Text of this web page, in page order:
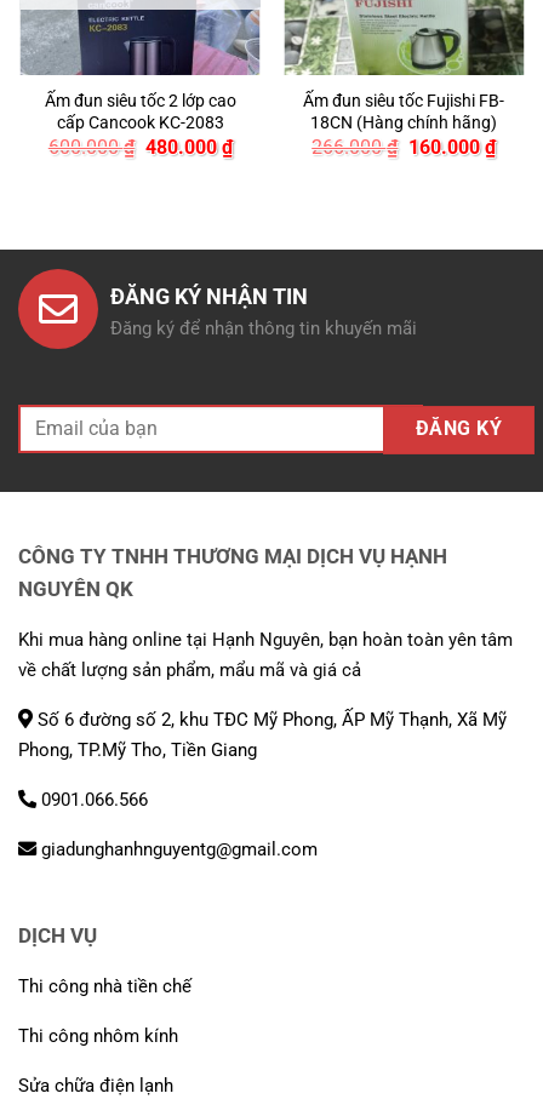
Ấm đun siêu tốc 2 lớp cao
cấp Cancook KC-2083
600.000₫ Giá
480.000₫Giá
hiện
Ấm đun siêu tốc Fujishi FB-
18CN (Hàng chính hãng)
266.000₫ Giá
160.000₫Giá
hiện
ĐĂNG KÝ NHẬN TIN
Đăng ký để nhận thông tin khuyến mãi
CÔNG TY TNHH THƯƠNG MẠI DỊCH VỤ HẠNH
NGUYÊN QK
Khi mua hàng online tại Hạnh Nguyên, bạn hoàn toàn yên tâm
về chất lượng sản phẩm, mẩu mã và giá cả
Số 6 đường số 2, khu TĐC Mỹ Phong, ẤP Mỹ Thạnh, Xã Mỹ
Phong, TP.Mỹ Tho, Tiền Giang
0901.066.566
giadunghanhnguyentg@gmail.com
DỊCH VỤ
Thi công nhà tiền chế
Thi công nhôm kính
Sửa chữa điện lạnh